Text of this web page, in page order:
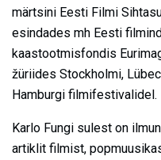
märtsini Eesti Filmi
esindades mh Eesti
kaastootmisfondis
žüriides Stockholmi,
Hamburgi filmifestivalidel.
Karlo Fungi sulest on
artiklit filmist,